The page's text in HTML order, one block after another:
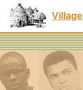
Village